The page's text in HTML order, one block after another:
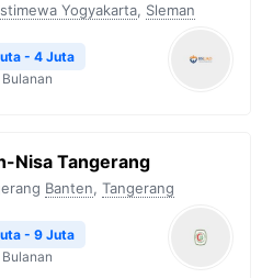
Yogyakarta, Sleman
- 4 Juta
Bulanan
Nisa Tangerang
Banten, Tangerang
- 9 Juta
Bulanan